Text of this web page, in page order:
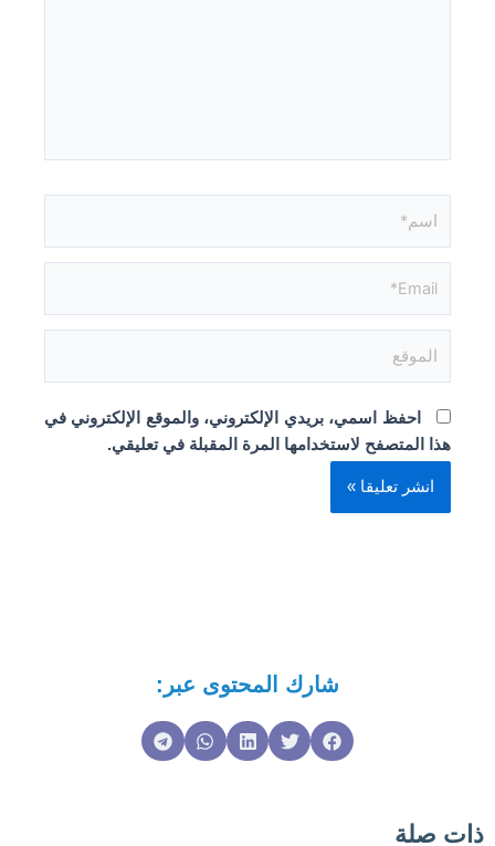
احفظ اسمي، بريدي الإلكتروني، والموقع الإلكتروني في
هذا المتصفح لاستخدامها المرة المقبلة في تعليقي.
شارك المحتوى عبر:
ذات صلة